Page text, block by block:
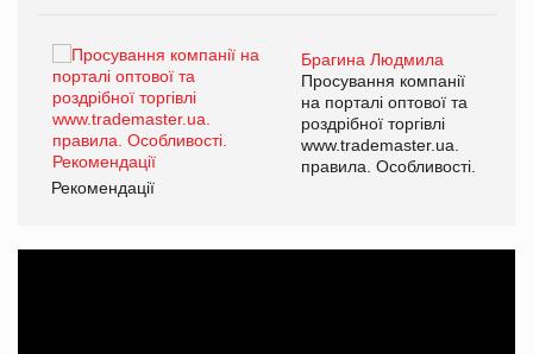
Брагина Людмила
Просування компанії
на порталі оптової та
роздрібної торгівлі
www.trademaster.ua.
правила. Особливості.
Рекомендації